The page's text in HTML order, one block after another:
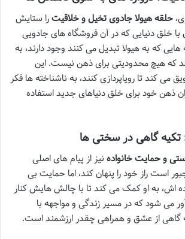
حلقه هیولاجادوی تخیل و خلاقیترا ستایش
خلق دنیایی که در آن فروشگاه های جادویی
که به هیولا تبدیل می کنند وجود دارند، به
که هیچ محدودیتی برای ذهن نیست. این
می کند تا رویاپردازی کنند، به ناشناخته ها فکر
ذهن خود برای خلق دنیاهای جدید استفاده
گاهی در سختی ها
و حمایت خانواده نیز از پیام های اصلی
است راز خود را پنهان کند، اما حمایت بی
اش، به او کمک می کند تا با چالش هایش کنار
می شود که در مسیر زندگی و مواجهه با
گاهی از عشق و همراهی چقدر ارزشمند است.